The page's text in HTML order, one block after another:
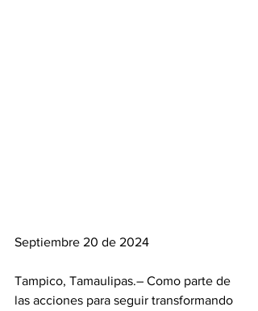
Septiembre 20 de 2024
Tampico, Tamaulipas.– Como parte de
las acciones para seguir transformando